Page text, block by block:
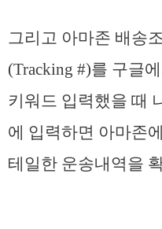
그리고 아마존 배송
(Tracking #)를 구글
키워드 입력했을 때
에 입력하면 아마존
테일한 운송내역을